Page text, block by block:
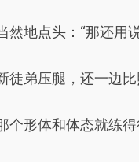
然地点头：“那还用
徒弟压腿，还一边
个形体和体态就练